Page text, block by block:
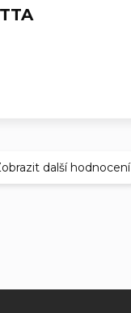
další hodnocení